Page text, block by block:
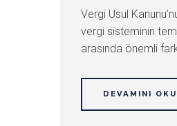
Vergi Usul
vergi sisteminin
arasında önemli
DEVAMINI OKU